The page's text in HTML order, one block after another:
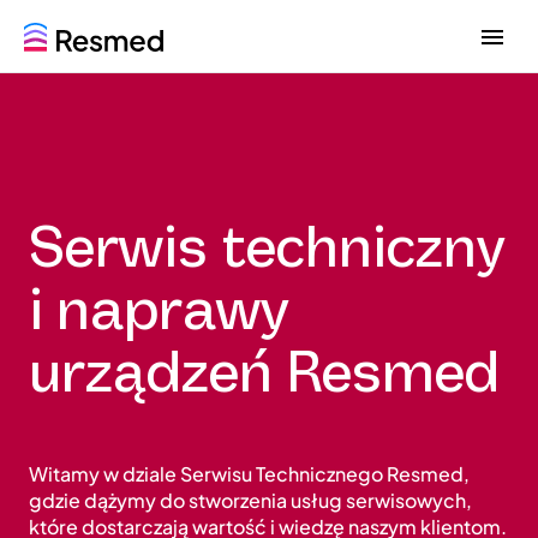
G
o
G
o
e
n
t
Serwis techniczny
i naprawy
urządzeń Resmed
Witamy w dziale Serwisu Technicznego Resmed,
gdzie dążymy do stworzenia usług serwisowych,
które dostarczają wartość i wiedzę naszym klientom.